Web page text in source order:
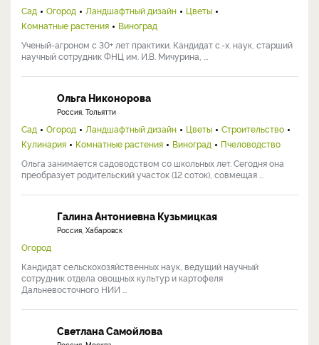
Сад Огород Ландшафтный дизайн
Цветы
Комнатные растения
Виноград
Ученый-агроном с 30+ лет практики. Кандидат с.-х. наук, старший
научный сотрудник ФНЦ им. И.В. Мичурина, ...
Ольга Никонорова
Россия, Тольятти
Сад Огород Ландшафтный дизайн Цветы
Строительство
Кулинария
Комнатные растения Виноград
Пчеловодство
Ольга занимается садоводством со школьных лет. Сегодня она
преобразует родительский участок (12 соток), совмещая ...
Галина Антониевна Кузьмицкая
Россия, Хабаровск
Огород
Кандидат сельскохозяйственных наук, ведущий научный
сотрудник отдела овощных культур и картофеля
Дальневосточного НИИ ...
Светлана Самойлова